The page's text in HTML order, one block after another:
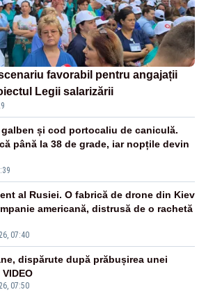
favorabil pentru angajații
Legii salarizării
galben și cod portocaliu de caniculă.
până la 38 de grade, iar nopțile devin
07:40
al Rusiei. O fabrică de drone din Kiev
americană, distrusă de o rachetă
07:50
dispărute după prăbușirea unei